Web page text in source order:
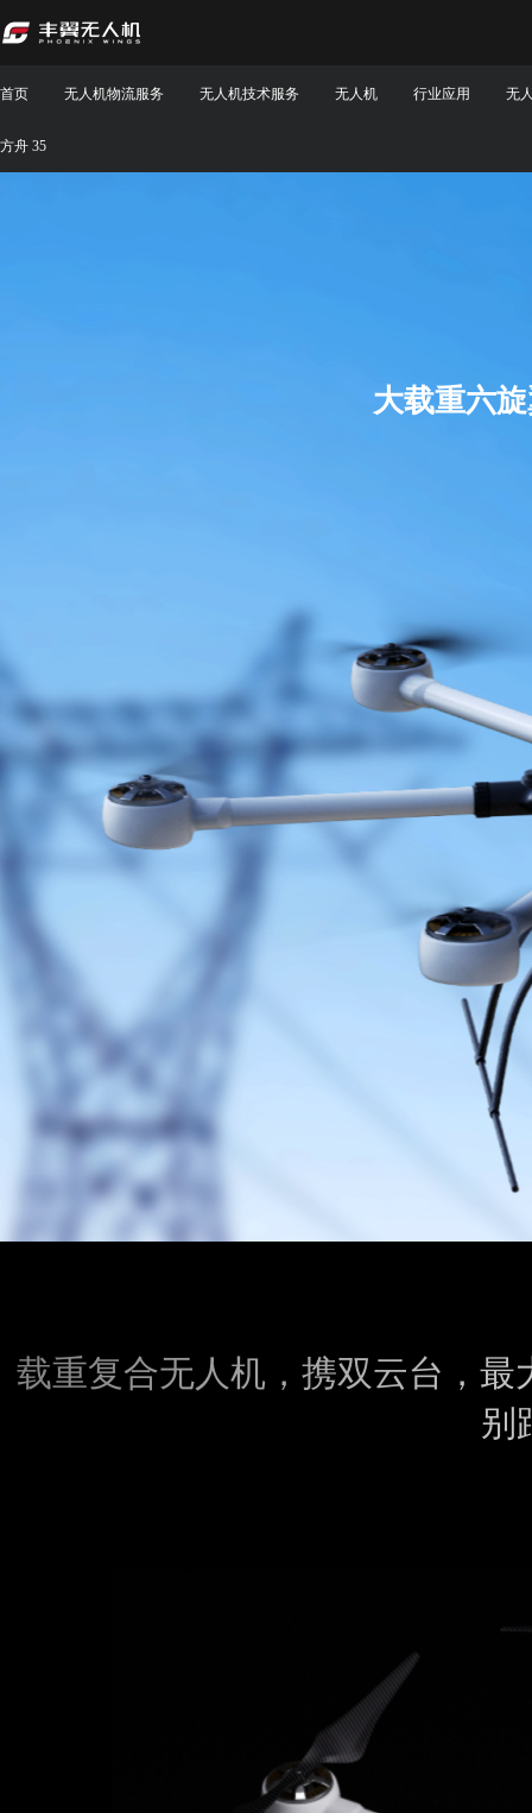
首页 无人机物流服务 无人机技术服务 无人机 行业应用 无
方舟 35
大载重六
载重复合无人机，携双云台，
别